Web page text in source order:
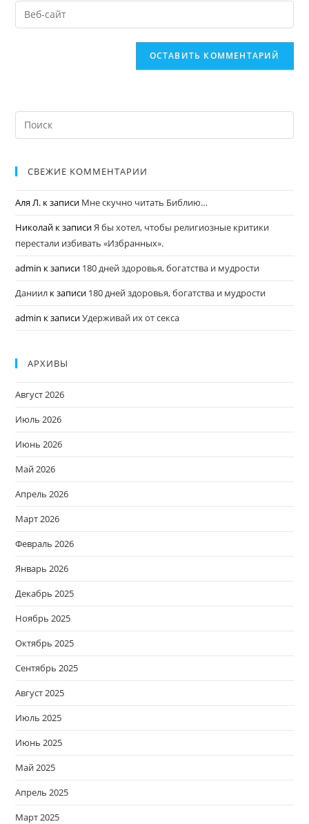
СВЕЖИЕ КОММЕНТАРИИ
Аля Л. к записи Мне скучно читать Библию…
Николай к записиЯ бы хотел, чтобы религиозные критики
перестали избивать «Избранных».
admin к записи 180 дней здоровья, богатства и мудрости
Даниил к записи 180 дней здоровья, богатства и мудрости
admin к записиУдерживай их от секса
АРХИВЫ
Август 2026
Июль 2026
Июнь 2026
Май 2026
Апрель 2026
Март 2026
Февраль 2026
Январь 2026
Декабрь 2025
Ноябрь 2025
Октябрь 2025
Сентябрь 2025
Август 2025
Июль 2025
Июнь 2025
Май 2025
Апрель 2025
Март 2025